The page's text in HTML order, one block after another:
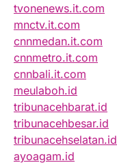
tvonenews.it.com
mnctv.it.com
cnnmedan.it.com
cnnmetro.it.com
cnnbali.it.com
meulaboh.id
tribunacehbarat.id
tribunacehbesar.id
tribunacehselatan.id
ayoagam.id